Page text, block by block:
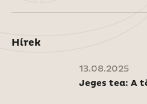
Hírek
13.08.2025
Jeges tea: A